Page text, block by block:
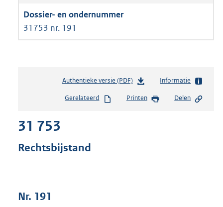
31753 nr. 191
Authentieke versie (PDF)b
s
Informatie
Gerelateerd Printen Delen
31 753
Rechtsbijstand
Nr. 191